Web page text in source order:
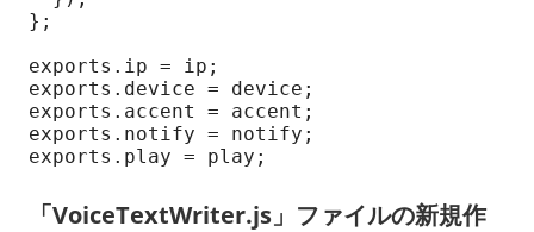
};
exports.ip = ip;
exports.device = device;
exports.accent = accent;
exports.notify = notify;
「VoiceTextWriter.js」ファイルの新規作